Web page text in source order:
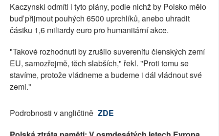
Kaczynski odmítl i tyto plány, podle nichž by Polsko mělo
buď přijmout pouhých 6500 uprchlíků, anebo uhradit
částku 1,6 miliardy euro pro humanitární akce.
"Takové rozhodnutí by zrušilo suverenitu členských zemí
EU, samozřejmě, těch slabších," řekl. "Proti tomu se
stavíme, protože vládneme a budeme i dál vládnout své
zemi."
Podrobnosti v angličtině ZDE